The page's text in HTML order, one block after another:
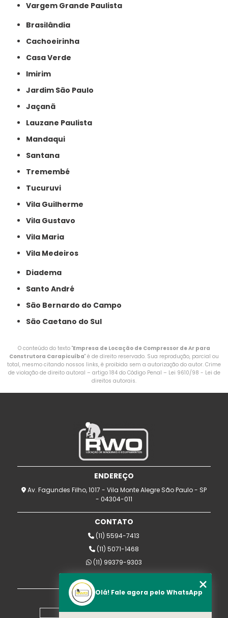
Vargem Grande Paulista
Brasilândia
Cachoeirinha
Casa Verde
Imirim
Jardim São Paulo
Jaçanã
Lauzane Paulista
Mandaqui
Santana
Tremembé
Tucuruvi
Vila Guilherme
Vila Gustavo
Vila Maria
Vila Medeiros
Diadema
Santo André
São Bernardo do Campo
São Caetano do Sul
O conteúdo do texto "Empresa de Locação de Compressor de Ar para
Construtora Carapicuíba" é de direito reservado. Sua reprodução, parcial ou
total, mesmo citando nossos links, é proibida sem a autorização do autor. Crime
de violação de direito autoral – artigo 184 do Código Penal – Lei 9610/98 - Lei de
direitos autorais.
ENDEREÇO
Av. Fagundes Filho, 1017 - Vila Monte Alegre São Paulo - SP
- 04304-011
CONTATO
(11) 5594-7413
(11) 5071-1468
(11) 99379-9303
rwomaquinas@uol.com.br
MENU
Home
Olá! Fale agora pelo WhatsApp